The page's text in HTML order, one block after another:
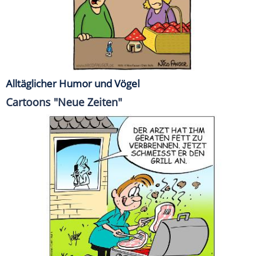
Alltäglicher Humor und Vögel
Cartoons "Neue Zeiten"